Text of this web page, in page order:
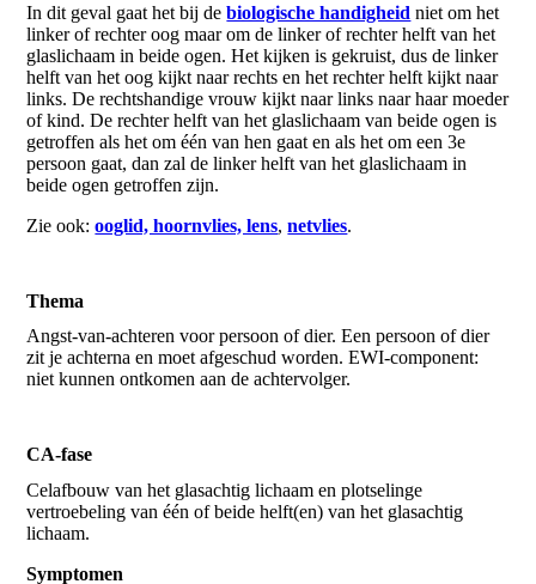
In dit geval gaat het bij debiologische handigheid niet om het
linker of rechter oog maar om de linker of rechter helft van het
glaslichaam in beide ogen. Het kijken is gekruist, dus de linker
helft van het oog kijkt naar rechts en het rechter helft kijkt naar
links. De rechtshandige vrouw kijkt naar links naar haar moeder
of kind. De rechter helft van het glaslichaam van beide ogen is
getroffen als het om één van hen gaat en als het om een 3e
persoon gaat, dan zal de linker helft van het glaslichaam in
beide ogen getroffen zijn.
Zie ook:ooglid, hoornvlies, lens,netvlies.
Thema
Angst-van-achteren voor persoon of dier. Een persoon of dier
zit je achterna en moet afgeschud worden. EWI-component:
niet kunnen ontkomen aan de achtervolger.
CA-fase
Celafbouw van het glasachtig lichaam en plotselinge
vertroebeling van één of beide helft(en) van het glasachtig
lichaam.
Symptomen